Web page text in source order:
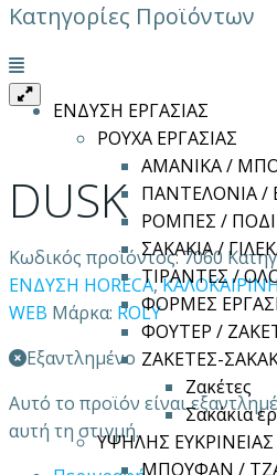
Κατηγορίες Προϊόντων
Μενού
ΕΝΔΥΣΗ ΕΡΓΑΣΙΑΣ
ΡΟΥΧΑ ΕΡΓΑΣΙΑΣ
ΑΜΑΝΙΚΑ /
ΠΑΝΤΕΛΟΝΙΑ /
ΡΟΜΠΕΣ /
ΣΑΚΑΚΙΑ /
ΤΙΡΑΝΤΕΣ /
ΦΟΡΜΕΣ
ΦΟΥΤΕΡ /
ΖΑΚΕΤΕΣ-
Ζακέτες
Σακάκια
ΥΨΗΛΗΣ ΕΥΚΡΙΝΕΙΑΣ
ΜΠΟΥΦΑΝ /
DUSK
Κωδικός προϊόντος:7060
ΕΝΔΥΣΗ HORECA,
WEB Μάρκα: ROLY
Εξαντλημένο
Αυτό το προϊόν είναι
αυτή τη στιγμή.